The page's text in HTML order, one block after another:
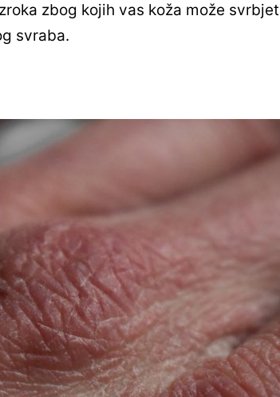
zbog kojih vas koža može
svraba.